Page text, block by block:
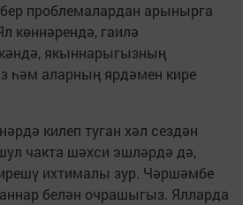
проблемалардан арынырга
көннәрендә, гаилә
якыннарыгызның
һәм аларның ярдәмен кире
килеп туган хәл сездән
чакта шәхси эшләрдә дә,
ихтималы зур. Чәршәмбе
белән очрашыгыз. Ялларда